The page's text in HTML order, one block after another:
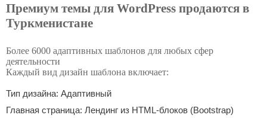
Премиум темы для WordPress продаются в
Туркменистане
Более 6000 адаптивных шаблонов для любых сфер
деятельности
Каждый вид дизайн шаблона включает:
Тип дизайна: Адаптивный
Главная страница: Лендинг из HTML-блоков (Bootstrap)